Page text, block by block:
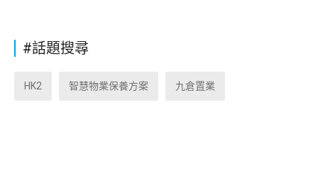
#話題搜尋
HK2 智慧物業保養方案 九倉置業